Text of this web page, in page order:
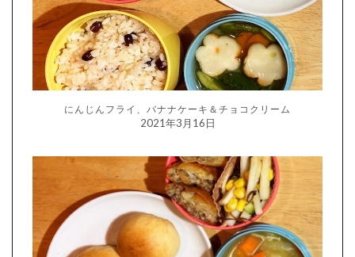
にんじんフライ、バナナケーキ＆チョコクリーム
2021年3月16日